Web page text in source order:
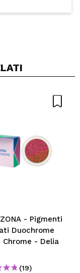
- Pigmenti
Duochrome
Chrome - Delia
(19)